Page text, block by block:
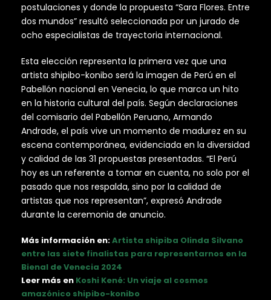
postulaciones y donde la propuesta “Sara Flores. Entre
dos mundos” resultó seleccionada por un jurado de
ocho especialistas de trayectoria internacional.
Esta elección representa la primera vez que una
artista shipibo-konibo será la imagen de Perú en el
Pabellón nacional en Venecia, lo que marca un hito
en la historia cultural del país. Según declaraciones
del comisario del Pabellón Peruano, Armando
Andrade, el país vive un momento de madurez en su
escena contemporánea, evidenciada en la diversidad
y calidad de las 31 propuestas presentadas. “El Perú
hoy es un referente a tomar en cuenta, no solo por el
pasado que nos respalda, sino por la calidad de
artistas que nos representan”, expresó Andrade
durante la ceremonia de anuncio.
Más información en:Artista shipiba Olinda Silvano
entre las siete finalistas para representarnos en la
Bienal de Venecia 2024
Leer más en Koshi Kené: Un viaje al cosmos
amazónico shipibo-konibo